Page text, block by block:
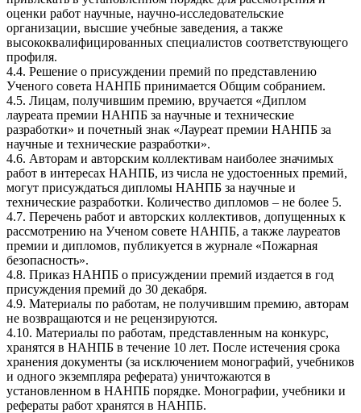
оценки работ научные, научно-исследовательские
организации, высшие учебные заведения, а также
высококвалифицированных специалистов соответствующего
профиля.
4.4. Решение о присуждении премий по представлению
Ученого совета НАНПБ принимается Общим собранием.
4.5. Лицам, получившим премию, вручается «Диплом
лауреата премии НАНПБ за научные и технические
разработки» и почетный знак «Лауреат премии НАНПБ за
научные и технические разработки».
4.6. Авторам и авторским коллективам наиболее значимых
работ в интересах НАНПБ, из числа не удостоенных премий,
могут присуждаться дипломы НАНПБ за научные и
технические разработки. Количество дипломов – не более 5.
4.7. Перечень работ и авторских коллективов, допущенных к
рассмотрению на Ученом совете НАНПБ, а также лауреатов
премии и дипломов, публикуется в журнале «Пожарная
безопасность».
4.8. Приказ НАНПБ о присуждении премий издается в год
присуждения премий до 30 декабря.
4.9. Материалы по работам, не получившим премию, авторам
не возвращаются и не рецензируются.
4.10. Материалы по работам, представленным на конкурс,
хранятся в НАНПБ в течение 10 лет. После истечения срока
хранения документы (за исключением монографий, учебников
и одного экземпляра реферата) уничтожаются в
установленном в НАНПБ порядке. Монографии, учебники и
рефераты работ хранятся в НАНПБ.